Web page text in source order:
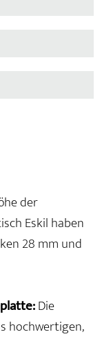
der
Eskil haben
28 mm und
Die
hochwertigen,